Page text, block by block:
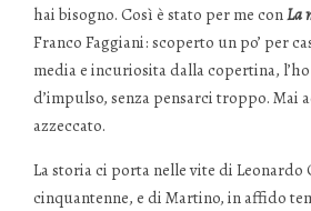
hai bisogno. Così è stato per me conLa
Franco Faggiani: scoperto un po’ per
media e incuriosita dalla copertina,
d’impulso, senza pensarci troppo. Mai
azzeccato.
La storia ci porta nelle vite di
cinquantenne, e di Martino, in affido